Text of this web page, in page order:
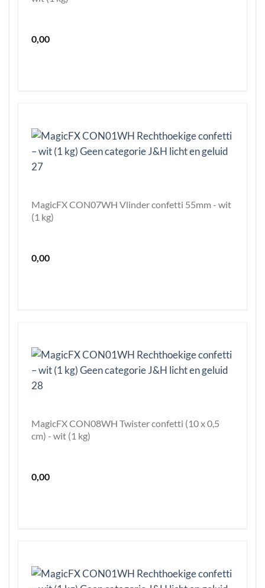
0,00
MagicFX CON07WH Vlinder confetti 55mm - wit
(1 kg)
0,00
MagicFX CON08WH Twister confetti (10 x 0,5
cm) - wit (1 kg)
0,00